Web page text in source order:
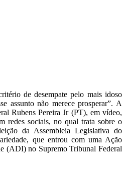
de desempate pelo mais idoso
assunto não merece prosperar”. A
Rubens Pereira Jr (PT), em vídeo,
redes sociais, no qual trata sobre o
da Assembleia Legislativa do
que entrou com uma Ação
(ADI) no Supremo Tribunal Federal